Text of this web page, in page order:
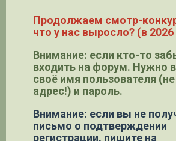
Продолжаем смотр-
что у нас выросло? (в 2026
Внимание: если кто-то
входить на форум. Нужно
своё имя пользователя
адрес!) и пароль.
Внимание: если вы не
письмо о подтверждении
регистрации, пишите на